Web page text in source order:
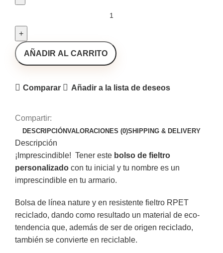
AÑADIR AL CARRITO
Comparar Añadir a la lista de deseos
Compartir:
DESCRIPCIÓNVALORACIONES (0)SHIPPING & DELIVERY
Descripción
¡Imprescindible! Tener este bolso de fieltro
personalizado con tu inicial y tu nombre es un
imprescindible en tu armario.
Bolsa de línea nature y en resistente fieltro RPET
reciclado, dando como resultado un material de eco-
tendencia que, además de ser de origen reciclado,
también se convierte en reciclable.